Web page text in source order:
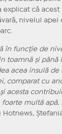
explicat că
nivelul apei
în funcție de
și până
acea insulă de
comparat cu
acesta
multă
Hotnews,